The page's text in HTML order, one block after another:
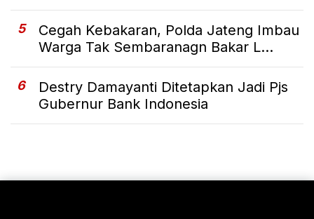
5
Cegah Kebakaran, Polda Jateng Imbau
Warga Tak Sembaranagn Bakar L...
6
Destry Damayanti Ditetapkan Jadi Pjs
Gubernur Bank Indonesia